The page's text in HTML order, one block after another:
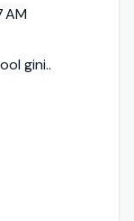
AM
gini..